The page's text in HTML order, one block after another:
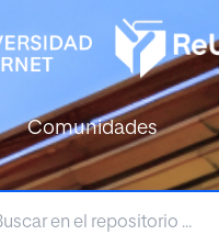
Comunidades